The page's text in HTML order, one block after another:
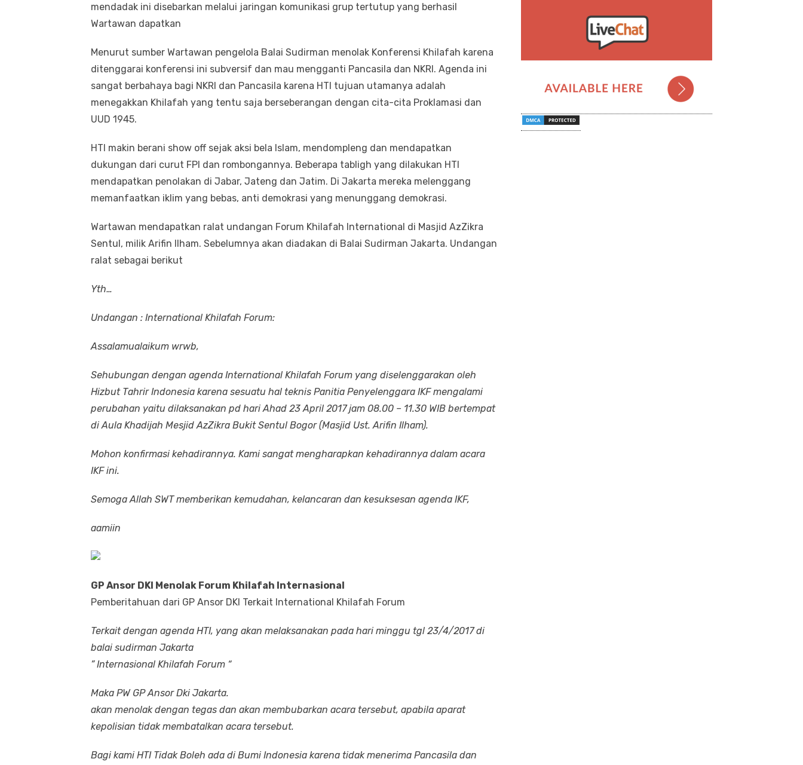
mendadak ini disebarkan melalui jaringan komunikasi grup tertutup yang berhasil
Wartawan dapatkan
Menurut sumber Wartawan pengelola Balai Sudirman menolak Konferensi Khilafah karena
ditenggarai konferensi ini subversif dan mau mengganti Pancasila dan NKRI. Agenda ini
sangat berbahaya bagi NKRI dan Pancasila karena HTI tujuan utamanya adalah
menegakkan Khilafah yang tentu saja berseberangan dengan cita-cita Proklamasi dan
UUD 1945.
HTI makin berani show off sejak aksi bela Islam, mendompleng dan mendapatkan
dukungan dari curut FPI dan rombongannya. Beberapa tabligh yang dilakukan HTI
mendapatkan penolakan di Jabar, Jateng dan Jatim. Di Jakarta mereka melenggang
memanfaatkan iklim yang bebas, anti demokrasi yang menunggang demokrasi.
Wartawan mendapatkan ralat undangan Forum Khilafah International di Masjid AzZikra
Sentul, milik Arifin Ilham. Sebelumnya akan diadakan di Balai Sudirman Jakarta. Undangan
ralat sebagai berikut
Yth…
Undangan : International Khilafah Forum:
Assalamualaikum wrwb,
Sehubungan dengan agenda International Khilafah Forum yang diselenggarakan oleh
Hizbut Tahrir Indonesia karena sesuatu hal teknis Panitia Penyelenggara IKF mengalami
perubahan yaitu dilaksanakan pd hari Ahad 23 April 2017 jam 08.00 – 11.30 WIB bertempat
di Aula Khadijah Mesjid AzZikra Bukit Sentul Bogor (Masjid Ust. Arifin Ilham).
Mohon konfirmasi kehadirannya. Kami sangat mengharapkan kehadirannya dalam acara
IKF ini.
Semoga Allah SWT memberikan kemudahan, kelancaran dan kesuksesan agenda IKF,
aamiin
GP Ansor DKI Menolak Forum Khilafah Internasional
Pemberitahuan dari GP Ansor DKI Terkait International Khilafah Forum
Terkait dengan agenda HTI, yang akan melaksanakan pada hari minggu tgl 23/4/2017 di
balai sudirman Jakarta
” Internasional Khilafah Forum “
Maka PW GP Ansor Dki Jakarta.
akan menolak dengan tegas dan akan membubarkan acara tersebut, apabila aparat
kepolisian tidak membatalkan acara tersebut.
Bagi kami HTI Tidak Boleh ada di Bumi Indonesia karena tidak menerima Pancasila dan